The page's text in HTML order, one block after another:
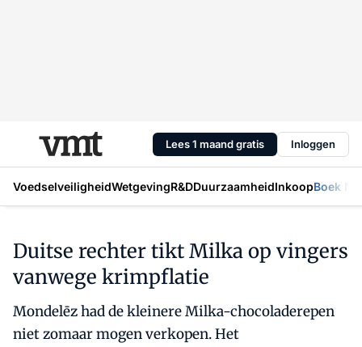
Lees 1 maand gratis Inloggen
VoedselveiligheidWetgevingR&DDuurzaamheidInkoopBoek
Duitse rechter tikt Milka op vingers
vanwege krimpflatie
Mondelēz had de kleinere Milka-chocoladerepen
niet zomaar mogen verkopen. Het